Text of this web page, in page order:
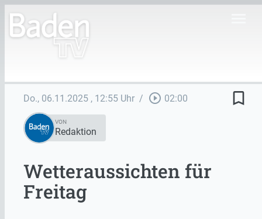
Do., 06.11.2025 , 12:55 Uhr / play_circle_outline 02:00 bookmark_border
VON
Redaktion
Wetteraussichten für
Freitag